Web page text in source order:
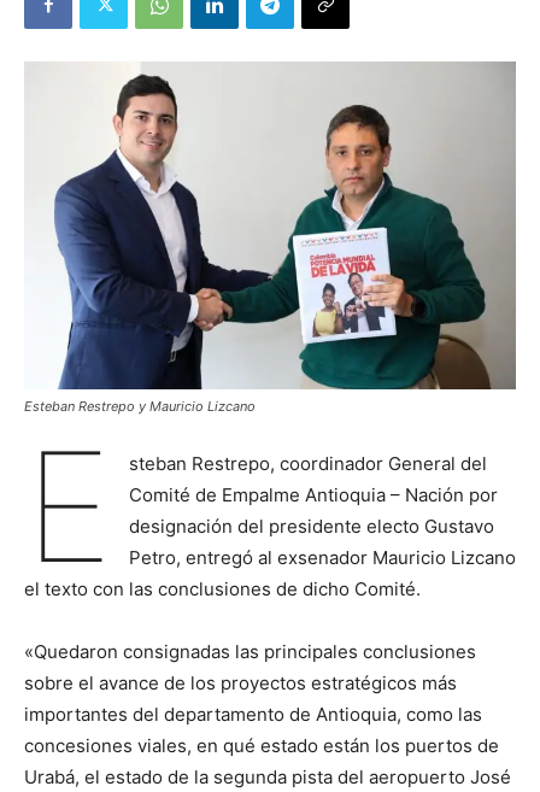
Esteban Restrepo y Mauricio Lizcano
E
steban Restrepo, coordinador General del
Comité de Empalme Antioquia – Nación por
designación del presidente electo Gustavo
Petro, entregó al exsenador Mauricio Lizcano
el texto con las conclusiones de dicho Comité.
«Quedaron consignadas las principales conclusiones
sobre el avance de los proyectos estratégicos más
importantes del departamento de Antioquia, como las
concesiones viales, en qué estado están los puertos de
Urabá, el estado de la segunda pista del aeropuerto José